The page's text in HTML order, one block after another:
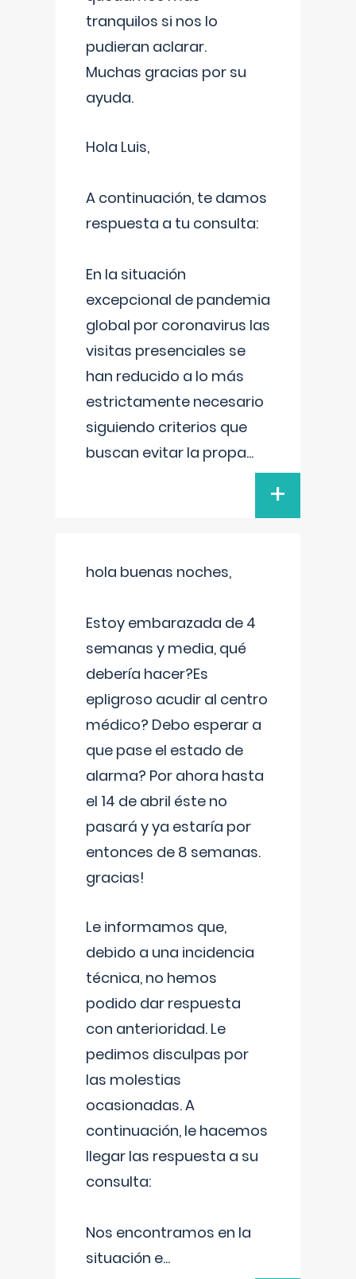
tranquilos si nos lo
pudieran aclarar.
Muchas gracias por su
ayuda.
Hola Luis,
A continuación, te damos
respuesta a tu consulta:
En la situación
excepcional de pandemia
global por coronavirus las
visitas presenciales se
han reducido a lo más
estrictamente necesario
siguiendo criterios que
buscan evitar la propa...
+
hola buenas noches,
Estoy embarazada de 4
semanas y media, qué
debería hacer?Es
epligroso acudir al centro
médico? Debo esperar a
que pase el estado de
alarma? Por ahora hasta
el 14 de abril éste no
pasará y ya estaría por
entonces de 8 semanas.
gracias!
Le informamos que,
debido a una incidencia
técnica, no hemos
podido dar respuesta
con anterioridad. Le
pedimos disculpas por
las molestias
ocasionadas. A
continuación, le hacemos
llegar las respuesta a su
consulta:
Nos encontramos en la
situación e...